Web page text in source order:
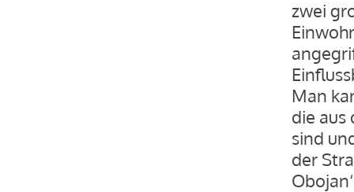
zwei
Man
die aus
sind
der